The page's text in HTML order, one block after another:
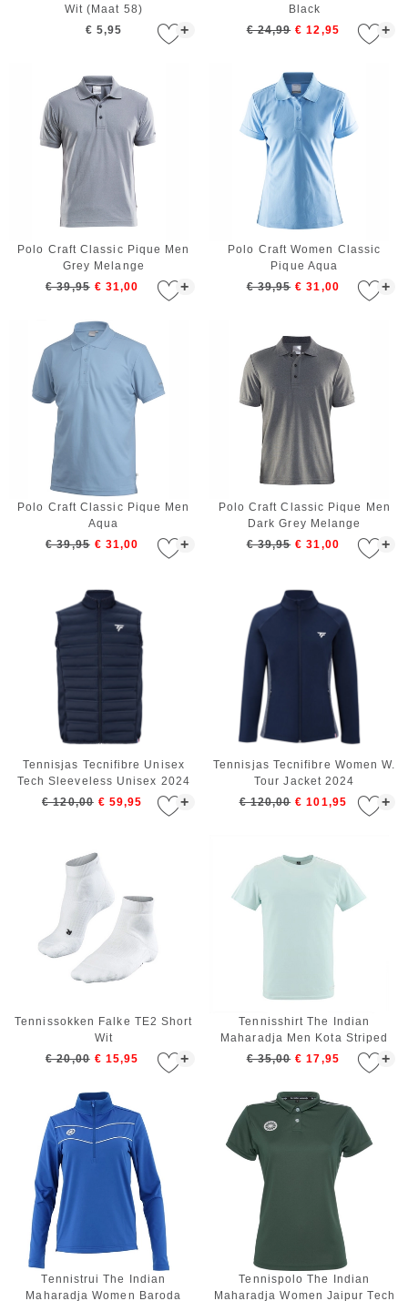
+
Wit (Maat 58)
€ 5,95
+
Black
€ 24,99 € 12,95
+
Polo Craft Classic Pique Men
Grey Melange
€ 39,95 € 31,00 +
Polo Craft Women Classic
Pique Aqua
€ 39,95 € 31,00
+
Polo Craft Classic Pique Men
Aqua
€ 39,95 € 31,00 +
Polo Craft Classic Pique Men
Dark Grey Melange
€ 39,95 € 31,00
+
Tennisjas Tecnifibre Unisex
Tech Sleeveless Unisex 2024
€ 120,00 € 59,95 +
Tennisjas Tecnifibre Women W.
Tour Jacket 2024
€ 120,00 € 101,95
+
Tennissokken Falke TE2 Short
Wit
€ 20,00 € 15,95 +
Tennisshirt The Indian
Maharadja Men Kota Striped
Starlight Blue
€ 35,00 € 17,95
Tennistrui The Indian
Maharadja Women Baroda
Tennispolo The Indian
Maharadja Women Jaipur Tech